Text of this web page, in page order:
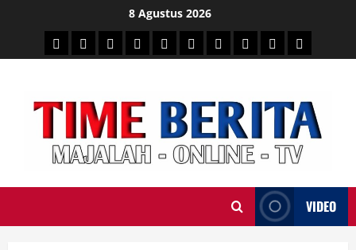
content
8 Agustus 2026
HEADLINE
PARESULSELBAR
POLITIKHUKRIMNASIONAL
PENKESSPORTAINMENT
DUNIAMEDSOS
VIDEO